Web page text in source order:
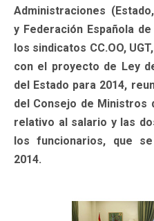
Administraciones
y Federación Española
los sindicatos CC.OO,
con el proyecto de Ley
del Estado para 2014,
del Consejo de Ministros
relativo al salario y las
los funcionarios, que
2014.